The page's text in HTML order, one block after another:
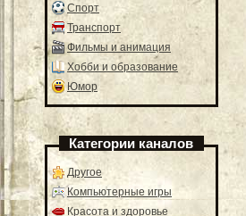
Спорт
Транспорт
Фильмы и анимация
Хобби и образование
Юмор
Категории каналов
Другое
Компьютерные игры
Красота и здоровье